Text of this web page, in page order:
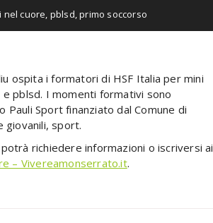
nel cuore, pblsd,primo soccorso
ospita i formatori di HSF Italia per mini
pblsd. I momenti formativi sono
Sport finanziato dal Comune di
giovanili, sport.
richiedere informazioni o iscriversi ai
– Vivereamonserrato.it.